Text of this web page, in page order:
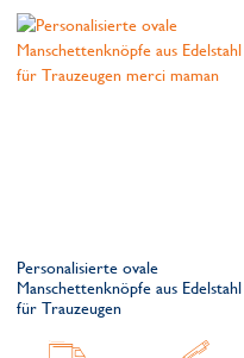
Personalisierte ovale
Manschettenknöpfe aus Edelstahl
für Trauzeugen